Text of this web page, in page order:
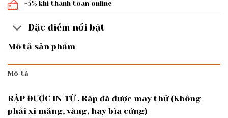
-5% khi thanh toán online
Đặc điểm nổi bật
Mô tả sản phẩm
Mô tả
RẬP ĐƯỢC IN TỪ . Rập đã được may thử (Không
phải xi măng, vàng, hay bìa cứng)